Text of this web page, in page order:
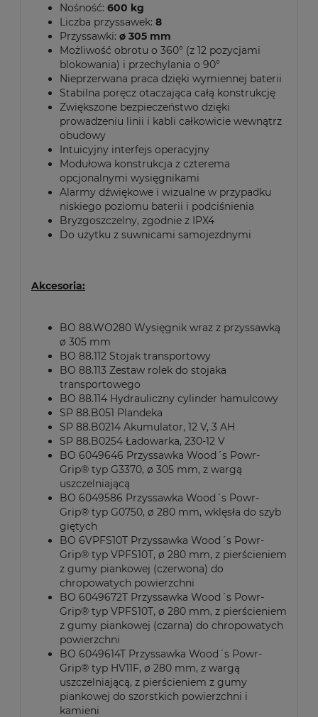
Nośność: 600 kg
Liczba przyssawek: 8
Przyssawki: ø 305 mm
Możliwość obrotu o 360° (z 12 pozycjami
blokowania) i przechylania o 90°
Nieprzerwana praca dzięki wymiennej baterii
Stabilna poręcz otaczająca całą konstrukcję
Zwiększone bezpieczeństwo dzięki
prowadzeniu linii i kabli całkowicie wewnątrz
obudowy
Intuicyjny interfejs operacyjny
Modułowa konstrukcja z czterema
opcjonalnymi wysięgnikami
Alarmy dźwiękowe i wizualne w przypadku
niskiego poziomu baterii i podciśnienia
Bryzgoszczelny, zgodnie z IPX4
Do użytku z suwnicami samojezdnymi
Akcesoria:
BO 88.WO280 Wysięgnik wraz z przyssawką
ø 305 mm
BO 88.112 Stojak transportowy
BO 88.113 Zestaw rolek do stojaka
transportowego
BO 88.114 Hydrauliczny cylinder hamulcowy
SP 88.B051 Plandeka
SP 88.B0214 Akumulator, 12 V, 3 AH
SP 88.B0254 Ładowarka, 230-12 V
BO 6049646 Przyssawka Wood´s Powr-
Grip® typ G3370, ø 305 mm, z wargą
uszczelniającą
BO 6049586 Przyssawka Wood´s Powr-
Grip® typ G0750, ø 280 mm, wklęsła do szyb
giętych
BO 6VPFS10T Przyssawka Wood´s Powr-
Grip® typ VPFS10T, ø 280 mm, z pierścieniem
z gumy piankowej (czerwona) do
chropowatych powierzchni
BO 6049672T Przyssawka Wood´s Powr-
Grip® typ VPFS10T, ø 280 mm, z pierścieniem
z gumy piankowej (czarna) do chropowatych
powierzchni
BO 6049614T Przyssawka Wood´s Powr-
Grip® typ HV11F, ø 280 mm, z wargą
uszczelniającą, z pierścieniem z gumy
piankowej do szorstkich powierzchni i
kamieni